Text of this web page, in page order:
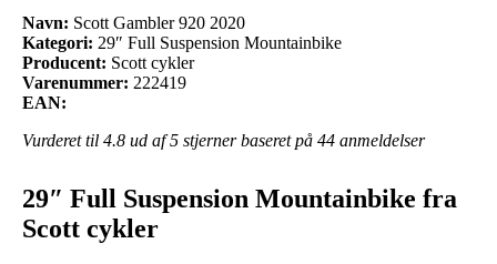
Navn: Scott Gambler 920 2020
Kategori: 29″ Full Suspension Mountainbike
Producent: Scott cykler
Varenummer: 222419
EAN:
Vurderet til 4.8 ud af 5 stjerner baseret på 44 anmeldelser
29″ Full Suspension Mountainbike fra
Scott cykler